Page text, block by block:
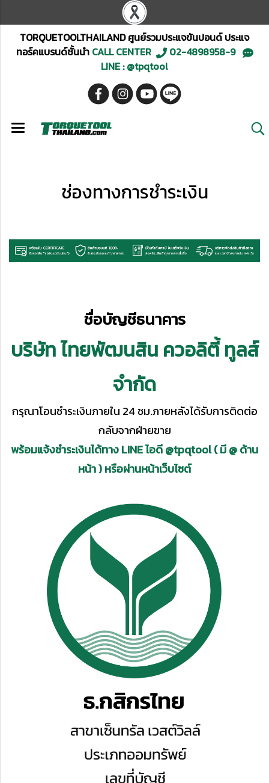
TORQUETOOLTHAILAND ศูนย์รวมประแจขันปอนด์ ประแจ
ทอร์คแบรนด์ชั้นนำCALL CENTER
02-4898958-9
LINE : @tpqtool
ช่องทางการชำระเงิน
ชื่อบัญชีธนาคาร
บริษัท ไทยพัฒนสิน ควอลิตี้ ทูลส์
จำกัด
กรุณาโอนชำระเงินภายใน 24 ชม.ภายหลังได้รับการติดต่อ
กลับจากฝ่ายขาย
พร้อมแจ้งชำระเงินได้ทาง LINE ไอดี @tpqtool ( มี @ ด้าน
หน้า ) หรือผ่านหน้าเว็บไซต์